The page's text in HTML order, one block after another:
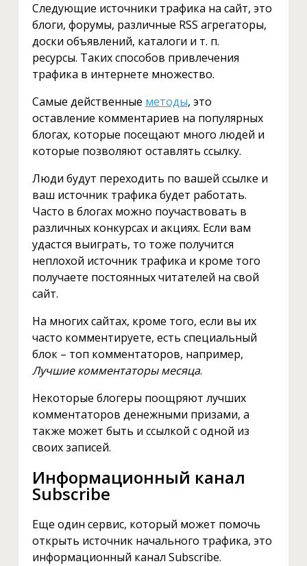
Следующие источники трафика на сайт, это
блоги, форумы, различные RSS агрегаторы,
доски объявлений, каталоги и т. п.
ресурсы. Таких способов привлечения
трафика в интернете множество.
Самые действенные методы, это
оставление комментариев на популярных
блогах, которые посещают много людей и
которые позволяют оставлять ссылку.
Люди будут переходить по вашей ссылке и
ваш источник трафика будет работать.
Часто в блогах можно поучаствовать в
различных конкурсах и акциях. Если вам
удастся выиграть, то тоже получится
неплохой источник трафика и кроме того
получаете постоянных читателей на свой
сайт.
На многих сайтах, кроме того, если вы их
часто комментируете, есть специальный
блок – топ комментаторов, например,
Лучшие комментаторы месяца.
Некоторые блогеры поощряют лучших
комментаторов денежными призами, а
также может быть и ссылкой с одной из
своих записей.
Информационный канал
Subscribe
Еще один сервис, который может помочь
открыть источник начального трафика, это
информационный канал Subscribe.